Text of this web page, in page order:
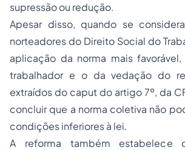
supressão ou redução.
Apesar disso, quando se
norteadores do Direito Social do
aplicação da norma mais
trabalhador e o da vedação do
extraídos do caput do artigo 7º, da
concluir que a norma coletiva não
condições inferiores à lei.
A reforma também estabelece